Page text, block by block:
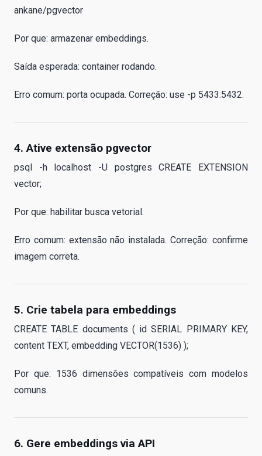
ankane/pgvector
Por que: armazenar embeddings.
Saída esperada: container rodando.
Erro comum: porta ocupada. Correção: use -p 5433:5432.
4. Ative extensão pgvector
psql -h localhost -U postgres CREATE EXTENSION
vector;
Por que: habilitar busca vetorial.
Erro comum: extensão não instalada. Correção: confirme
imagem correta.
5. Crie tabela para embeddings
CREATE TABLE documents ( id SERIAL PRIMARY KEY,
content TEXT, embedding VECTOR(1536) );
Por que: 1536 dimensões compatíveis com modelos
comuns.
6. Gere embeddings via API